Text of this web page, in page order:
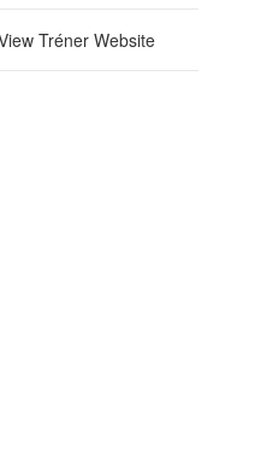
Tréner Website